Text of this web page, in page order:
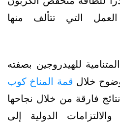
التي تتألف منها
للهيدروجين بصفته
خلال قمة المناخ كوب
فارقة من خلال نجاحها
الدولية إلى